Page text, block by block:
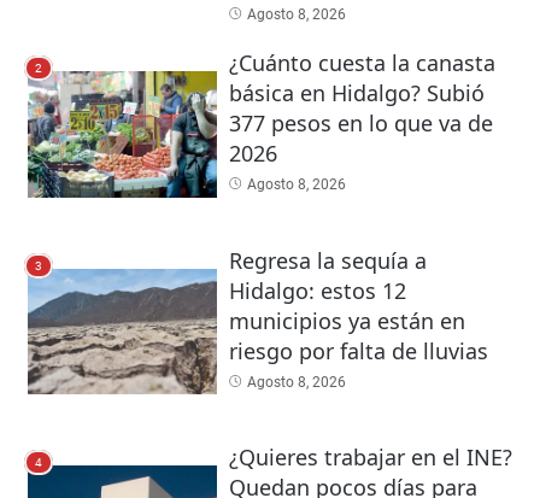
Agosto 8, 2026
2
¿Cuánto cuesta la canasta
básica en Hidalgo? Subió
377 pesos en lo que va de
2026
Agosto 8, 2026
3
Regresa la sequía a
Hidalgo: estos 12
municipios ya están en
riesgo por falta de lluvias
Agosto 8, 2026
4
¿Quieres trabajar en el INE?
Quedan pocos días para